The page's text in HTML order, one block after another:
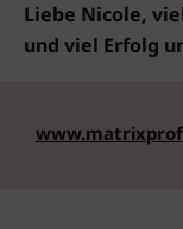
Liebe Nicole,
und viel Erfolg